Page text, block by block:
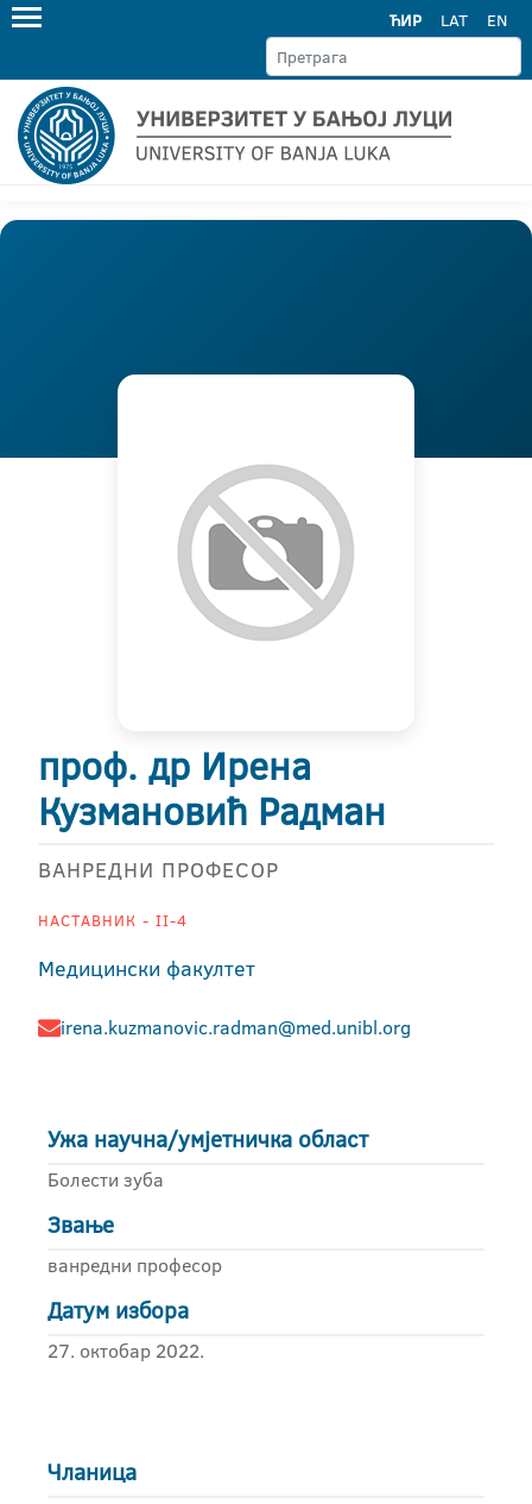
ЋИР LAT EN
проф. др Ирена
Кузмановић Радман
ВАНРЕДНИ ПРОФЕСОР
НАСТАВНИК - II-4
Медицински факултет
irena.kuzmanovic.radman@med.unibl.org
Ужа научна/умјетничка област
Болести зуба
Звање
ванредни професор
Датум избора
27. октобар 2022.
Чланица